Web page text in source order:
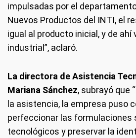
impulsadas por el
Nuevos Productos del INTI, el
igual al producto inicial, y de ahí
industrial”, aclaró.
La directora de Asistencia
Mariana Sánchez, subrayó que
la asistencia, la empresa puso
perfeccionar las formulaciones
tecnológicos y preservar la